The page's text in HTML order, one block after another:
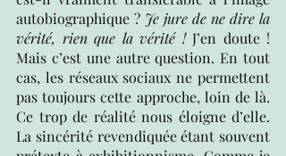
autobiographique ? Je jure de ne dire la
vérité, rien que la vérité ! J’en doute !
Mais c’est une autre question. En tout
cas, les réseaux sociaux ne permettent
pas toujours cette approche, loin de là.
Ce trop de réalité nous éloigne d’elle.
La sincérité revendiquée étant souvent